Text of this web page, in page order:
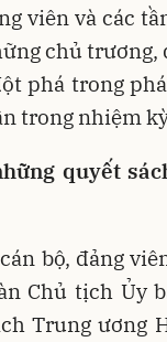
viên và các
chủ trương,
phá trong
trong nhiệm
quyết
bộ, đảng
Chủ tịch Ủy
Trung ương